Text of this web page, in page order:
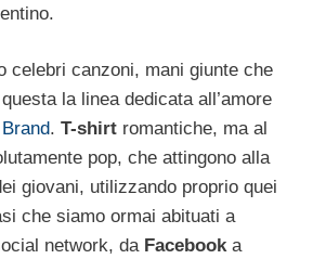
celebri canzoni, mani giunte che
la linea dedicata all’amore
. T-shirt romantiche, ma al
pop, che attingono alla
giovani, utilizzando proprio quei
che siamo ormai abituati a
network, da Facebooka